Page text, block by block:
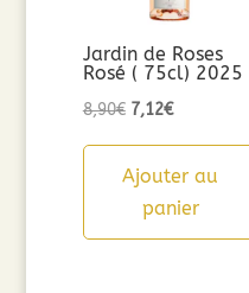
Jardin de Roses
Rosé ( 75cl) 2025
8,90€ Le
initial
était :
7,12€Le
actuel
est :
Ajouter au
panier